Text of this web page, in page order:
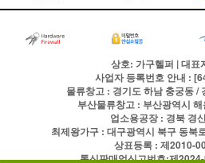
상호: 가구헬퍼 | 대표
사업자 등록번호 안내 :
물류창고 : 경기도 하남 충궁동 /
부산물류창고 : 부산광역시
업소용공장 : 경북 경
최제왕가구 : 대구광역시 북구 동북
상표등록 : 제2010-
통신판매업신고번호:제